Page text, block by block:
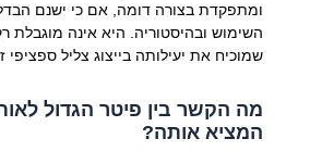
ומתפקדת בצורה דומה, אם כי ישנם
השימוש ובהיסטוריה. היא אינה מוגבלת
שמוכיח את יעילותה בייצוג צליל ספציפי
המציא אותה?